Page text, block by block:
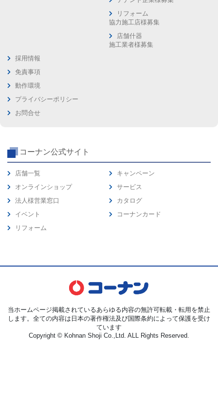
リフォーム
協力施工店様募集
店舗什器
施工業者様募集
採用情報
免責事項
動作環境
プライバシーポリシー
お問合せ
コーナン公式サイト
店舗一覧
オンラインショップ
法人様営業窓口
イベント
リフォーム
キャンペーン
サービス
カタログ
コーナンカード
当ホームページ掲載されているあらゆる内容の無許可転載・転用を禁止
します。全ての内容は日本の著作権法及び国際条約によって保護を受け
ています
Copyright © Kohnan Shoji Co.,Ltd. ALL Rights Reserved.